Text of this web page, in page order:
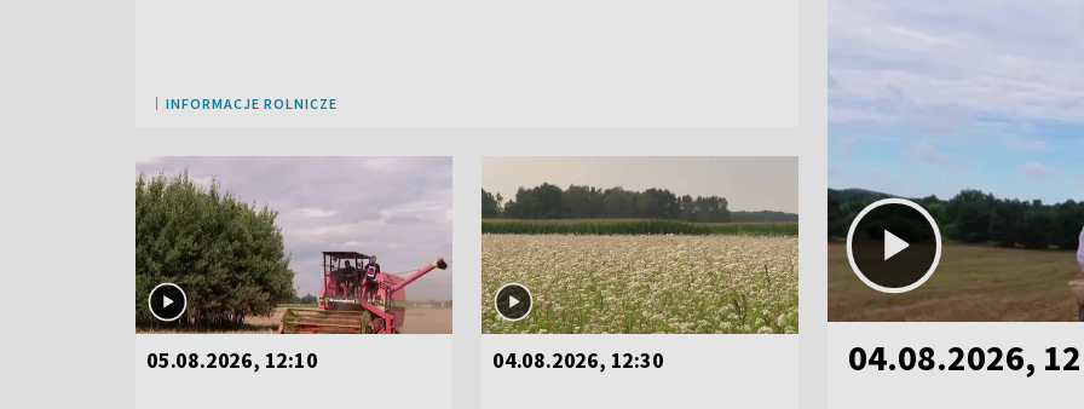
INFORMACJE ROLNICZE
05.08.2026, 12:10 04.08.2026, 12:30 04.08.2026,